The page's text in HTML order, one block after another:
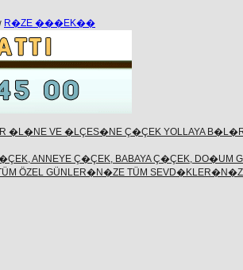
R�ZE ���EK��
VE �LÇES�NE Ç�ÇEK YOLLAYA
ANNEYE Ç�ÇEK, BABAYA Ç�ÇEK, DO�UM
ÖZEL GÜNLER�N�ZE TÜM